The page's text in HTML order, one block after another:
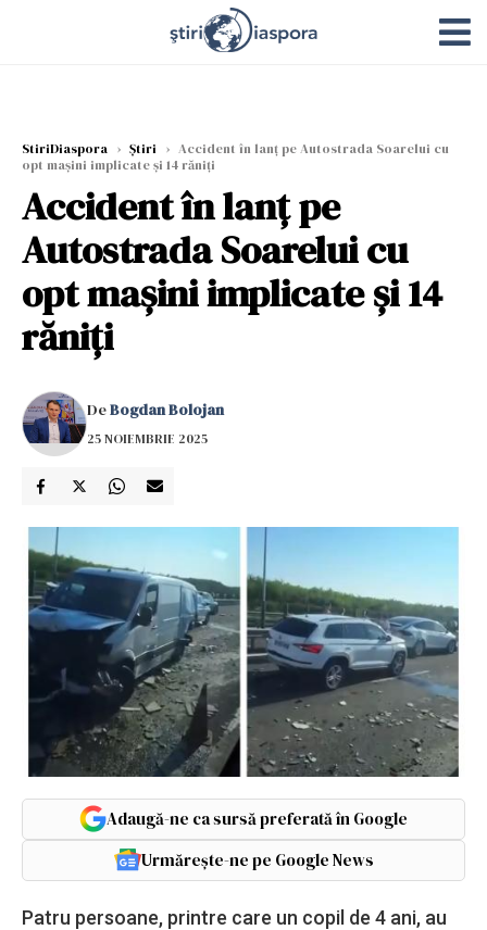
StiriDiaspora › Știri › Accident în lanț pe Autostrada Soarelui cu
opt mașini implicate și 14 răniți
Accident în lanț pe
Autostrada Soarelui cu
opt mașini implicate și 14
răniți
DeBogdan Bolojan
25 NOIEMBRIE 2025
Adaugă-ne ca sursă preferată în Google
Urmărește-ne pe Google News
Patru persoane, printre care un copil de 4 ani, au